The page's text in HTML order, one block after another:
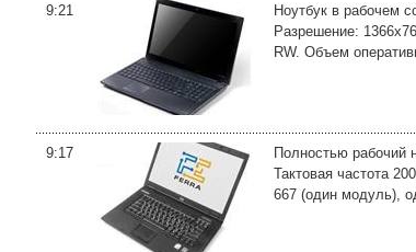
9:21
Ноутбук в рабочем
Разрешение:
RW. Объем
9:17
Полностью рабочий
Тактовая частота
667 (один модуль),